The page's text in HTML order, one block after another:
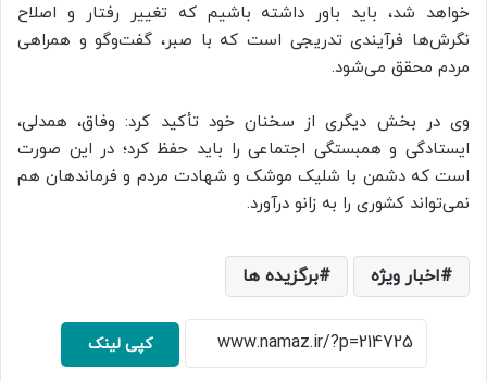
خواهد شد، باید باور داشته باشیم که تغییر رفتار و اصلاح
نگرش‌ها فرآیندی تدریجی است که با صبر، گفت‌وگو و همراهی
مردم محقق می‌شود.
وی در بخش دیگری از سخنان خود تأکید کرد: وفاق، همدلی،
ایستادگی و همبستگی اجتماعی را باید حفظ کرد؛ در این صورت
است که دشمن با شلیک موشک و شهادت مردم و فرماندهان هم
نمی‌تواند کشوری را به زانو درآورد.
اخبار ویژه برگزیده ها
کپی لینک